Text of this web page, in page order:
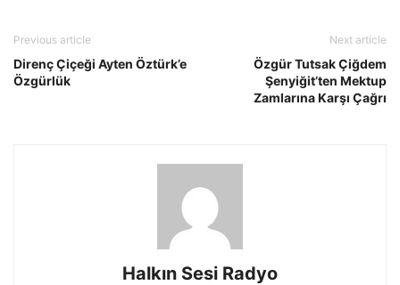
Previous article
Direnç Çiçeği Ayten Öztürk’e
Özgürlük
Next article
Özgür Tutsak Çiğdem
Şenyiğit’ten Mektup
Zamlarına Karşı Çağrı
Halkın Sesi Radyo